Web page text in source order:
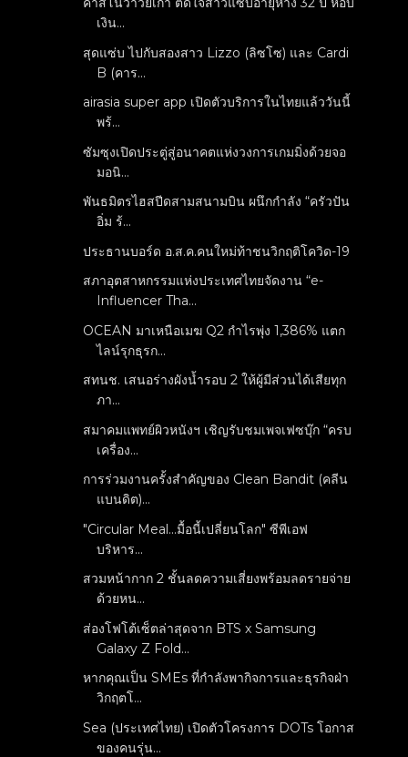
เงิน...
สุดแซ่บ ไปกับสองสาว Lizzo (ลิซโซ) และ Cardi
B (คาร...
airasia super app เปิดตัวบริการในไทยแล้ววันนี้
พร้...
ซัมซุงเปิดประตู่สู่อนาคตแห่งวงการเกมมิ่งด้วยจอ
มอนิ...
พันธมิตรไฮสปีดสามสนามบิน ผนึกกำลัง “ครัวปัน
อิ่ม ร้...
ประธานบอร์ด อ.ส.ค.คนใหม่ท้าชนวิกฤติโควิด-19
สภาอุตสาหกรรมแห่งประเทศไทยจัดงาน “e-
Influencer Tha...
OCEAN มาเหนือเมฆ Q2 กำไรพุ่ง 1,386% แตก
ไลน์รุกธุรก...
สทนช. เสนอร่างผังน้ำรอบ 2 ให้ผู้มีส่วนได้เสียทุก
ภา...
สมาคมแพทย์ผิวหนังฯ เชิญรับชมเพจเฟซบุ๊ก “ครบ
เครื่อง...
การร่วมงานครั้งสำคัญของ Clean Bandit (คลีน
แบนดิต)...
"Circular Meal...มื้อนี้เปลี่ยนโลก" ซีพีเอฟ
บริหาร...
สวมหน้ากาก 2 ชั้นลดความเสี่ยงพร้อมลดรายจ่าย
ด้วยหน...
ส่องโฟโต้เซ็ตล่าสุดจาก BTS x Samsung
Galaxy Z Fold...
หากคุณเป็น SMEs ที่กำลังพากิจการและธุรกิจฝ่า
วิกฤตโ...
Sea (ประเทศไทย) เปิดตัวโครงการ DOTs โอกาส
ของคนรุ่น...